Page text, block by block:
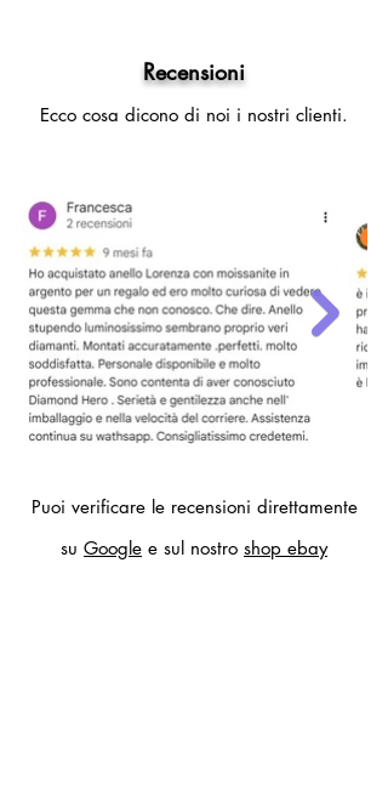
Recensioni
Ecco cosa dicono di noi i nostri clienti.
Puoi verificare le recensioni direttamente
su Google e sul nostro shop ebay